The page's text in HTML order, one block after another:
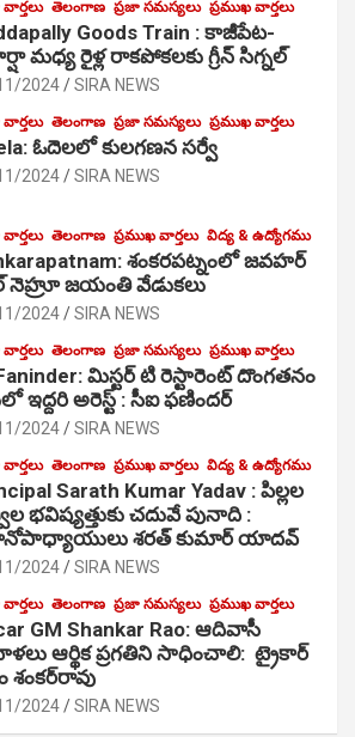
తెలంగాణ ప్రజా సమస్యలు ప్రముఖ వార్తలు
Goods Train : కాజీపేట-
మధ్య రైళ్ల రాకపోకలకు గ్రీన్ సిగ్నల్
2024 SIRA NEWS
తెలంగాణ ప్రజా సమస్యలు ప్రముఖ వార్తలు
ఓదెలలో కులగణన సర్వే
2024 SIRA NEWS
తెలంగాణ ప్రముఖ వార్తలు విద్య & ఉద్యోగము
శంకరపట్నంలో జవహర్
జయంతి వేడుకలు
2024 SIRA NEWS
తెలంగాణ ప్రజా సమస్యలు ప్రముఖ వార్తలు
మిస్టర్ టి రెస్టారెంట్ దొంగతనం
ఇద్దరి అరెస్ట్ : సీఐ ఫణిందర్
2024 SIRA NEWS
తెలంగాణ ప్రముఖ వార్తలు విద్య & ఉద్యోగము
Sarath Kumar Yadav : పిల్లల
భవిష్యత్తుకు చదువే పునాది :
శరత్ కుమార్ యాదవ్
2024 SIRA NEWS
తెలంగాణ ప్రజా సమస్యలు ప్రముఖ వార్తలు
GM Shankar Rao: ఆదివాసీ
ఆర్థిక ప్రగతిని సాధించాలి: ట్రైకార్
శంకర్‌రావు
2024 SIRA NEWS